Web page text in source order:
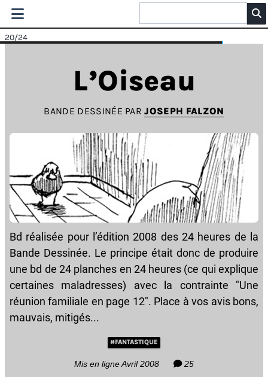
20/24
L’Oiseau
BANDE DESSINÉE PARJOSEPH FALZON
Bd réalisée pour l’édition 2008 des 24 heures de la
Bande Dessinée. Le principe était donc de produire
une bd de 24 planches en 24 heures (ce qui explique
certaines maladresses) avec la contrainte "Une
réunion familiale en page 12". Place à vos avis bons,
mauvais, mitigés...
#FANTASTIQUE
Mis en ligne Avril 2008 25